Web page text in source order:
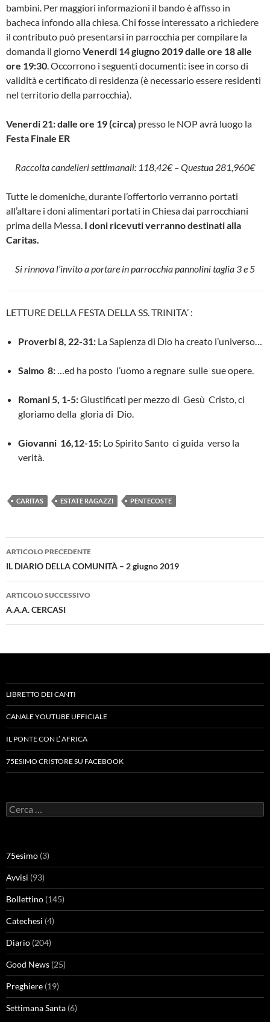
bambini. Per maggiori informazioni il bando è affisso in
bacheca infondo alla chiesa. Chi fosse interessato a richiedere
il contributo può presentarsi in parrocchia per compilare la
domanda il giornoVenerdi 14 giugno 2019 dalle ore 18 alle
ore 19:30. Occorrono i seguenti documenti: isee in corso di
validità e certificato di residenza (è necessario essere residenti
nel territorio della parrocchia).
Venerdi 21: dalle ore 19 (circa) presso le NOP avrà luogo la
Festa Finale ER
Raccolta candelieri settimanali: 118,42€ – Questua 281,960€
Tutte le domeniche, durante l’offertorio verranno portati
all’altare i doni alimentari portati in Chiesa dai parrocchiani
prima della Messa. I doni ricevuti verranno destinati alla
Caritas.
Si rinnova l’invito a portare in parrocchia pannolini taglia 3 e 5
LETTURE DELLA FESTA DELLA SS. TRINITA’ :
Proverbi 8, 22-31: La Sapienza di Dio ha creato l’universo…
Salmo 8:…ed ha posto l’uomo a regnare sulle sue opere.
Romani 5, 1-5:Giustificati per mezzo di Gesù Cristo, ci
gloriamo della gloria di Dio.
Giovanni 16,12-15: Lo Spirito Santo ci guida verso la
verità.
CARITAS ESTATE RAGAZZI PENTECOSTE
Navigazione
articolo
ARTICOLO PRECEDENTE
IL DIARIO DELLA COMUNITÀ – 2 giugno 2019
ARTICOLO SUCCESSIVO
A.A.A. CERCASI
LIBRETTO DEI CANTI
CANALE YOUTUBE UFFICIALE
IL PONTE CON L’ AFRICA
75ESIMO CRISTORE SU FACEBOOK
Ricerca
per:
75esimo (3)
Avvisi (93)
Bollettino (145)
Catechesi (4)
Diario (204)
Good News (25)
Preghiere (19)
Settimana Santa (6)